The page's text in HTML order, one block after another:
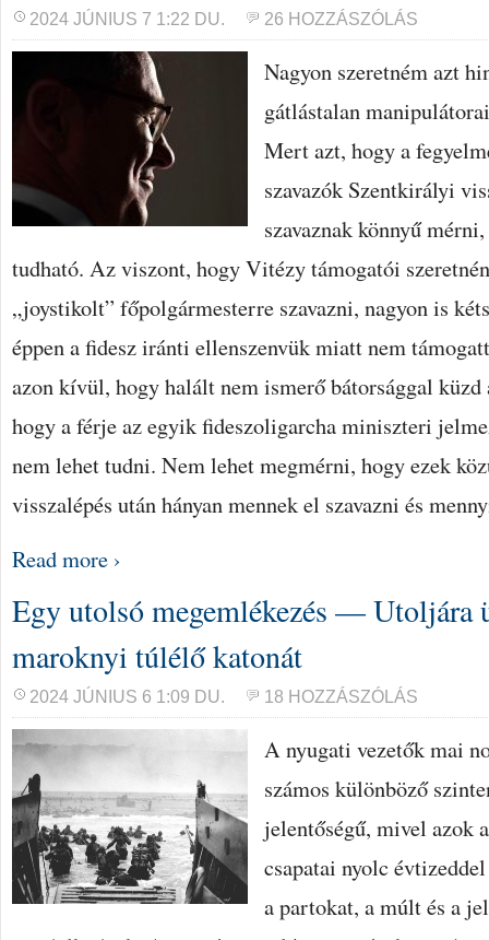
2024 JÚNIUS 7 1:22 DU. 26 HOZZÁSZÓLÁS
Nagyon szeretném azt
gátlástalan
Mert azt, hogy a
szavazók Szentkirályi
szavaznak könnyű
tudható. Az viszont, hogy Vitézy támogatói
„joystikolt” főpolgármesterre szavazni, nagyon is
éppen a fidesz iránti ellenszenvük miatt nem
azon kívül, hogy halált nem ismerő bátorsággal küzd
hogy a férje az egyik fideszoligarcha miniszteri
nem lehet tudni. Nem lehet megmérni, hogy ezek
visszalépés után hányan mennek el szavazni és
Read more ›
Egy utolsó megemlékezés — Utoljára
maroknyi túlélő katonát
2024 JÚNIUS 6 1:09 DU. 18 HOZZÁSZÓLÁS
A nyugati vezetők mai
számos különböző
jelentőségű, mivel azok
csapatai nyolc
a partokat, a múlt és a